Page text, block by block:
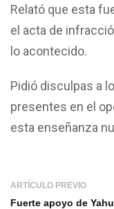
Relató que esta
el acta de
lo acontecido.
Pidió disculpas a
presentes en el
esta enseñanza
ARTÍCULO PREVIO
Fuerte apoyo de